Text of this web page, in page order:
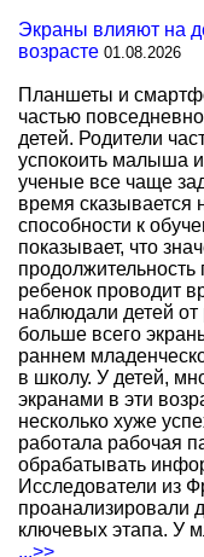
Экраны влияют на
возрасте 01.08.2026
Планшеты и
частью
детей. Родители
успокоить малыша
ученые все чаще
время сказывается
способности к
показывает, что
продолжительность
ребенок проводит
наблюдали детей от
больше всего
раннем
в школу. У детей,
экранами в эти
несколько хуже
работала рабочая
обрабатывать
Исследователи из
проанализировали
ключевых этапа. У
...>>